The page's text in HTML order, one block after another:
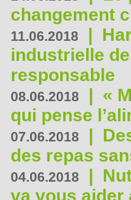
changement
11.06.2018 |
industrielle
responsable
08.06.2018 | «
qui pense
07.06.2018 |
des repas
04.06.2018 |
va vous aider